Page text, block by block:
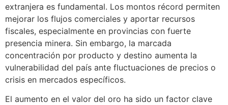
extranjera es fundamental. Los montos récord permiten
mejorar los flujos comerciales y aportar recursos
fiscales, especialmente en provincias con fuerte
presencia minera. Sin embargo, la marcada
concentración por producto y destino aumenta la
vulnerabilidad del país ante fluctuaciones de precios o
crisis en mercados específicos.
El aumento en el valor del oro ha sido un factor clave